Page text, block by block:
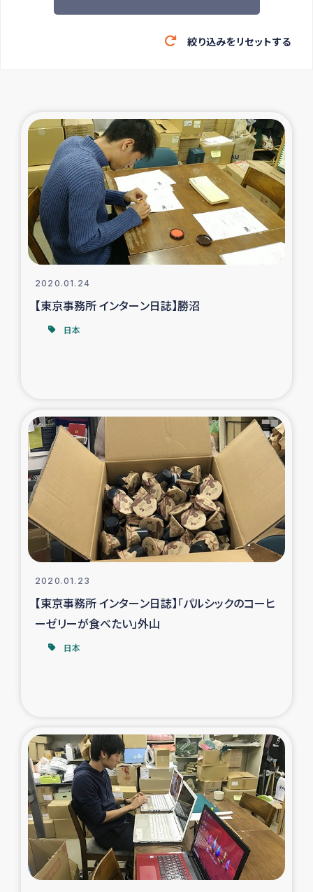
緊急救援の時代
東ティモール豪雨緊急支援
大雨による洪水被災者支援
カカオ生産者支援事業
シリア国内避難民・帰還民の生活再建支援
トルコにおけるシリア難民支援事業
インドネシア中部 スラウェシの地震・津波被災者支援
スリランカ 緊急人道支援
スリランカ南部洪水被災者支援
スリランカの南北女性をつなぐサリー・リサイクル・プロ
ジェクト
復興支援事業
女性グループPIFWANITAによる食品加工事業
国内避難民への物資配付および教育支援
ミャンマー緊急支援
タイ国境ミャンマー移民子ども支援
漁民によるマングローブ植林活動
レバノンでのシリア難民への食糧・越冬支援
絞り込みをリセットする
2020.01.24
【東京事務所 インターン日誌】勝沼
日本
2020.01.23
【東京事務所 インターン日誌】「パルシックのコーヒ
ーゼリーが食べたい」外山
日本